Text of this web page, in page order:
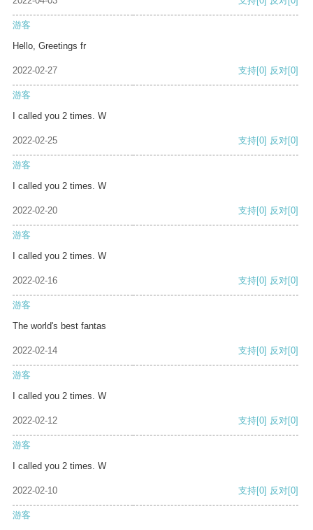
游客
Hello, Greetings fr
2022-02-27 支持[0] 反对[0]
游客
I called you 2 times. W
2022-02-25 支持[0] 反对[0]
游客
I called you 2 times. W
2022-02-20 支持[0] 反对[0]
游客
I called you 2 times. W
2022-02-16 支持[0] 反对[0]
游客
The world's best fantas
2022-02-14 支持[0] 反对[0]
游客
I called you 2 times. W
2022-02-12 支持[0] 反对[0]
游客
I called you 2 times. W
2022-02-10 支持[0] 反对[0]
游客